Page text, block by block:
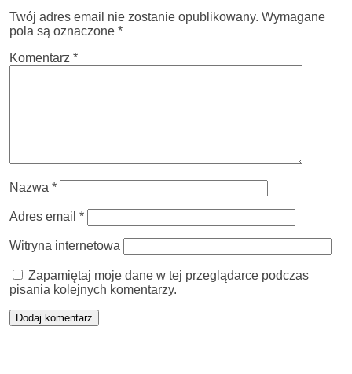
Twój adres email nie zostanie opublikowany. Wymagane
pola są oznaczone *
Komentarz *
Nazwa *
Adres email *
Witryna internetowa
Zapamiętaj moje dane w tej przeglądarce podczas
pisania kolejnych komentarzy.